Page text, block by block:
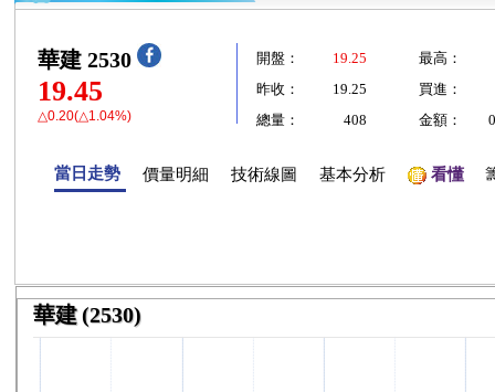
華建 2530
19.45
△0.20(△1.04%)
開盤： 19.25
最高：
昨收：
19.25
買進：
總量：
408 金額：
當日走勢 價量明細 技術線圖 基本分析 看懂